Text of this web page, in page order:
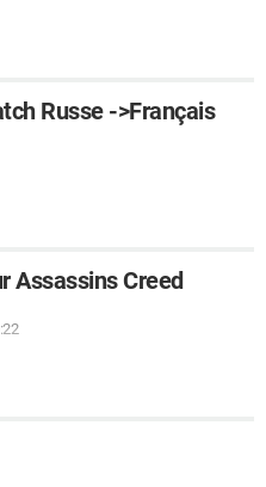
Russe ->Français
Assassins Creed